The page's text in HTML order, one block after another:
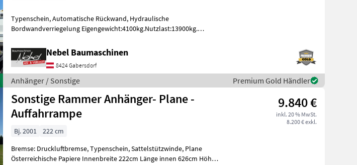
Typenschein, Automatische Rückwand, Hydraulische
Bordwandverriegelung Eigengewicht:4100kg.Nutzlast:13900kg.
Nebel Baumaschinen
8424 Gabersdorf
Anhänger / Sonstige Premium Gold Händler
Sonstige Rammer Anhänger- Plane -
Auffahrrampe
9.840 €
inkl. 20 % MwSt.
8.200 € exkl.
Bj. 2001
222 cm
Bremse: Druckluftbremse, Typenschein, Sattelstützwinde, Plane
Österreichische Papiere Innenbreite 222cm Länge innen 626cm Höhe